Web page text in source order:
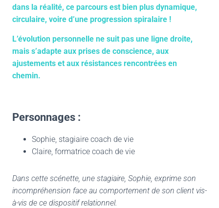
dans la réalité, ce parcours est bien plus dynamique,
circulaire, voire d’une progression spiralaire !
L’évolution personnelle ne suit pas une ligne droite,
mais s’adapte aux prises de conscience, aux
ajustements et aux résistances rencontrées en
chemin.
Personnages :
Sophie, stagiaire coach de vie
Claire, formatrice coach de vie
Dans cette scénette, une stagiaire, Sophie, exprime son
incompréhension face au comportement de son client vis-
à-vis de ce dispositif relationnel.